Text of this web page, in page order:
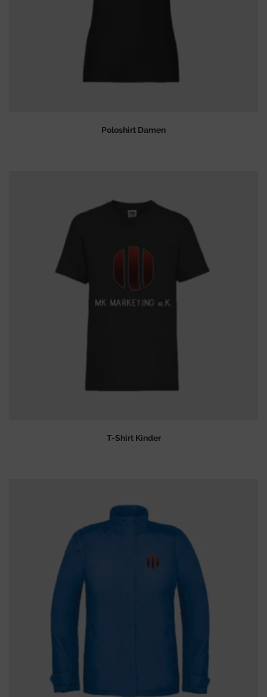
Poloshirt Damen
T-Shirt Kinder